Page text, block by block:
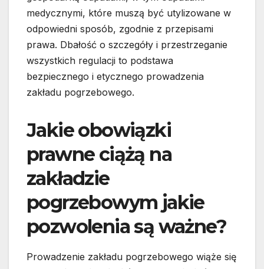
medycznymi, które muszą być utylizowane w
odpowiedni sposób, zgodnie z przepisami
prawa. Dbałość o szczegóły i przestrzeganie
wszystkich regulacji to podstawa
bezpiecznego i etycznego prowadzenia
zakładu pogrzebowego.
Jakie obowiązki
prawne ciążą na
zakładzie
pogrzebowym jakie
pozwolenia są ważne?
Prowadzenie zakładu pogrzebowego wiąże się